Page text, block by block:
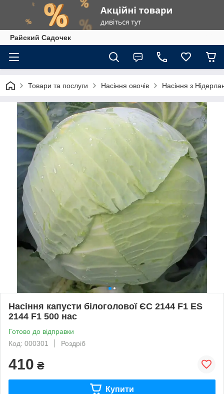
Райский Садочек
Товари та послуги Насіння овочів Насіння з
Насіння капусти білоголової ЄС 2144 F1 ES
2144 F1 500 нас
Готово до відправки
Код: 000301
Роздріб
410 ₴
Купити